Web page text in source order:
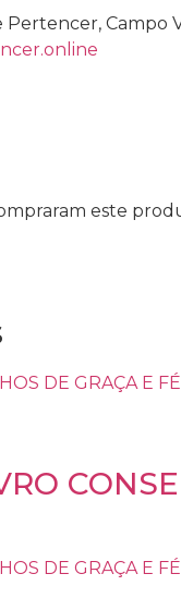
Pertencer, Campo
este